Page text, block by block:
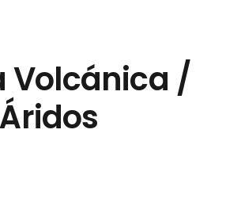
Volcánica /
Áridos